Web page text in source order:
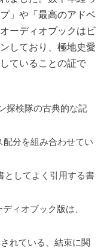
」や「最高のアドベ
ーディオブックはビ
しており、極地史愛
ていることの証で
探検隊の古典的な記
分を組み合わせてい
としてよく引用する書
ィオブック版は、
れている、結束に関